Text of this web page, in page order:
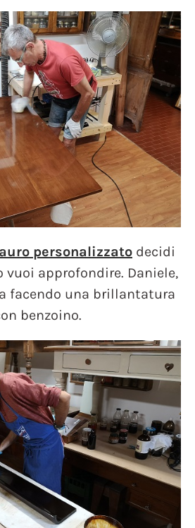
personalizzato decidi
approfondire. Daniele,
facendo una brillantatura
benzoino.